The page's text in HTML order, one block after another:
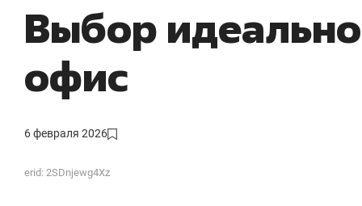
Выбор
офис
6 февраля 2026
erid: 2SDnjewg4Xz
Василь Мазитов
МАРТ